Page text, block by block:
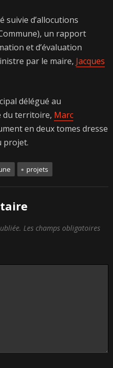
suivie d’allocutions
un rapport
et d’évaluation
par le maire, Jacques
délégué au
du territoire, Marc
en deux tomes dresse
projet.
projets
Les champs obligatoires